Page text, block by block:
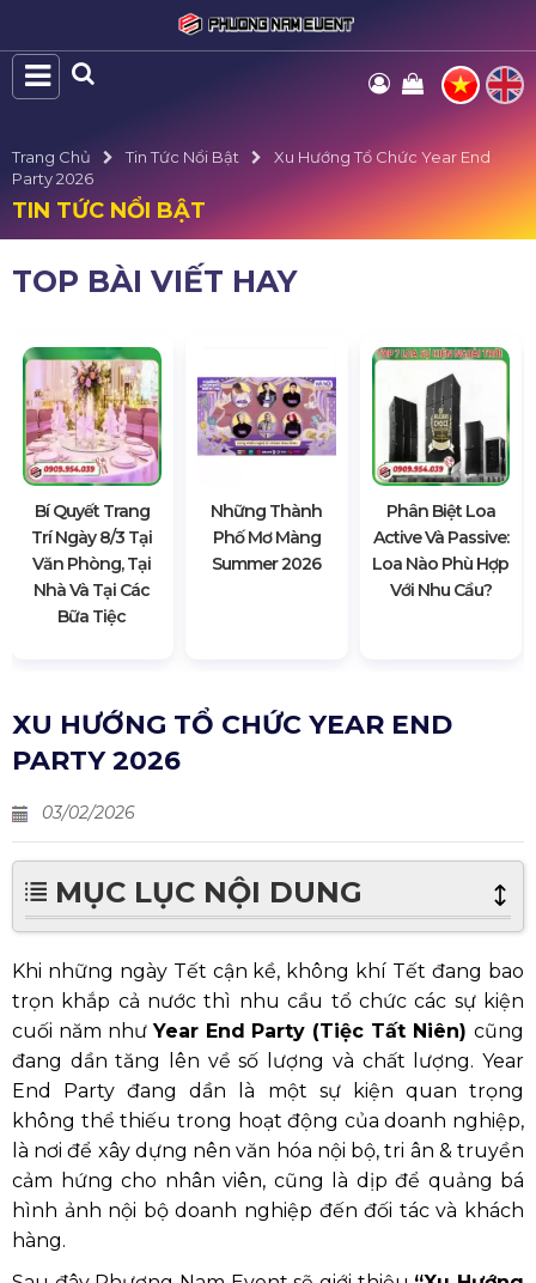
Trang Chủ Tin Tức Nổi Bật
Xu Hướng Tổ Chức Year End
Party 2026
TIN TỨC NỔI BẬT
TOP BÀI VIẾT HAY
Bí Quyết Trang
Trí Ngày 8/3 Tại
Văn Phòng, Tại
Nhà Và Tại Các
Bữa Tiệc
Những Thành
Phố Mơ Màng
Summer 2026
Phân Biệt Loa
Active Và Passive:
Loa Nào Phù Hợp
Với Nhu Cầu?
XU HƯỚNG TỔ CHỨC YEAR END
PARTY 2026
03/02/2026
MỤC LỤC NỘI DUNG
Khi những ngày Tết cận kề, không khí Tết đang bao
trọn khắp cả nước thì nhu cầu tổ chức các sự kiện
cuối năm nhưYear End Party (Tiệc Tất Niên)cũng
đang dần tăng lên về số lượng và chất lượng. Year
End Party đang dần là một sự kiện quan trọng
không thể thiếu trong hoạt động của doanh nghiệp,
là nơi để xây dựng nên văn hóa nội bộ, tri ân & truyền
cảm hứng cho nhân viên, cũng là dịp để quảng bá
hình ảnh nội bộ doanh nghiệp đến đối tác và khách
hàng.